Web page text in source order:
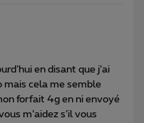
en disant que j’ai
mais cela me semble
forfait 4g en ni envoyé
m’aidez s’il vous